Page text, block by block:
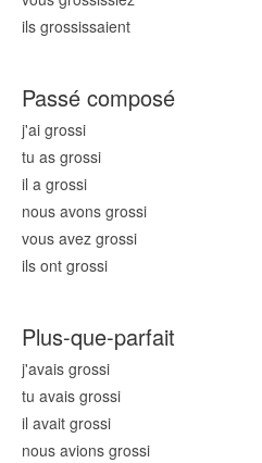
ils grossissaient
Passé composé
j'ai grossi
tu as grossi
il a grossi
nous avons grossi
vous avez grossi
ils ont grossi
Plus-que-parfait
j'avais grossi
tu avais grossi
il avait grossi
nous avions grossi